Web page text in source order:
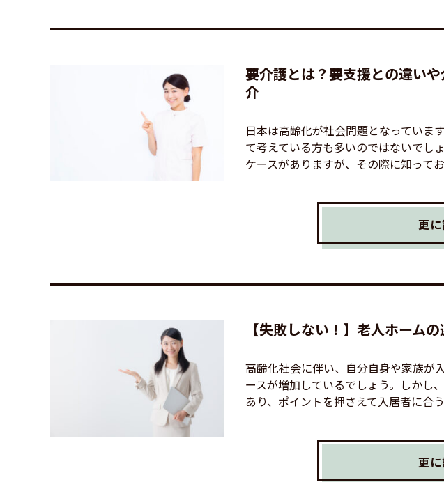
要介護とは？要支援との違い
介
日本は高齢化が社会問題となっていま
て考えている方も多いのではないでし
ケースがありますが、その際に知って
更に
【失敗しない！】老人ホーム
高齢化社会に伴い、自分自身や家族が
ースが増加しているでしょう。しかし
あり、ポイントを押さえて入居者に合
更に